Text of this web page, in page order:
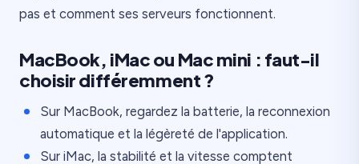
pas et comment ses serveurs fonctionnent.
MacBook, iMac ou Mac mini : faut-il
choisir différemment ?
Sur MacBook, regardez la batterie, la reconnexion
automatique et la légèreté de l'application.
Sur iMac, la stabilité et la vitesse comptent